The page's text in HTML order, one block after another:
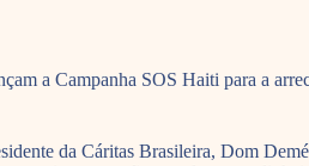
a Campanha SOS Haiti para a
da Cáritas Brasileira, Dom